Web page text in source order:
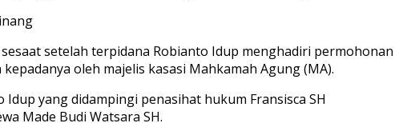
setelah terpidana Robianto Idup menghadiri permohonan
oleh majelis kasasi Mahkamah Agung (MA).
yang didampingi penasihat hukum Fransisca SH
Made Budi Watsara SH.